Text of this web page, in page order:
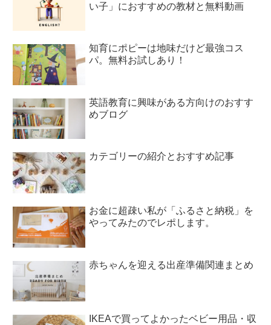
い子」におすすめの教材と無料動画
知育にポピーは地味だけど最強コス
パ。無料お試しあり！
英語教育に興味がある方向けのおすす
めブログ
カテゴリーの紹介とおすすめ記事
お金に超疎い私が「ふるさと納税」を
やってみたのでレポします。
赤ちゃんを迎える出産準備関連まとめ
IKEAで買ってよかったベビー用品・収